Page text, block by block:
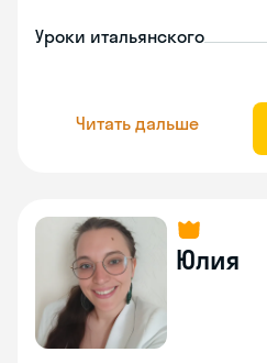
Уроки итальянского
Читать дальше
Юлия